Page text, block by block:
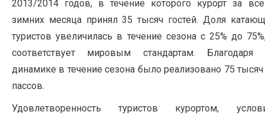
2013/2014 годов, в течение которого курорт за
зимних месяца принял 35 тысяч гостей. Доля
туристов увеличилась в течение сезона с 25% до
соответствует мировым стандартам. Благодаря
динамике в течение сезона было реализовано 75
пассов.
Удовлетворенность туристов курортом,